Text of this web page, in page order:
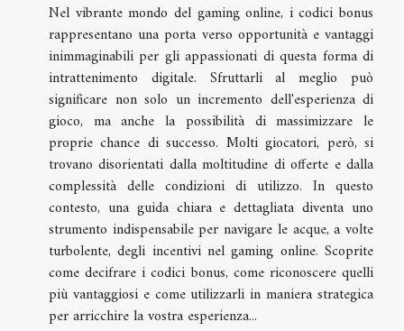
Nel vibrante mondo del gaming online, i codici bonus
rappresentano una porta verso opportunità e vantaggi
inimmaginabili per gli appassionati di questa forma di
intrattenimento digitale. Sfruttarli al meglio può
significare non solo un incremento dell'esperienza di
gioco, ma anche la possibilità di massimizzare le
proprie chance di successo. Molti giocatori, però, si
trovano disorientati dalla moltitudine di offerte e dalla
complessità delle condizioni di utilizzo. In questo
contesto, una guida chiara e dettagliata diventa uno
strumento indispensabile per navigare le acque, a volte
turbolente, degli incentivi nel gaming online. Scoprite
come decifrare i codici bonus, come riconoscere quelli
più vantaggiosi e come utilizzarli in maniera strategica
per arricchire la vostra esperienza...